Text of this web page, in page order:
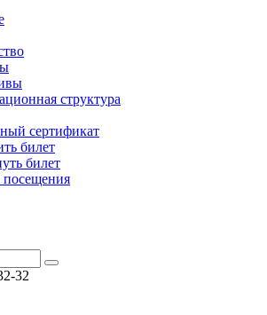
структура
сертификат
билет
билет
32